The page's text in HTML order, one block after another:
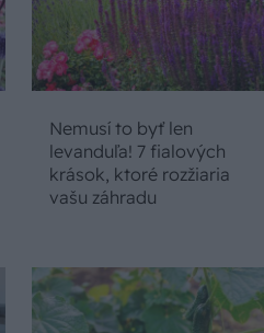
Nemusí to byť len
levanduľa! 7 fialových
krások, ktoré rozžiaria
vašu záhradu